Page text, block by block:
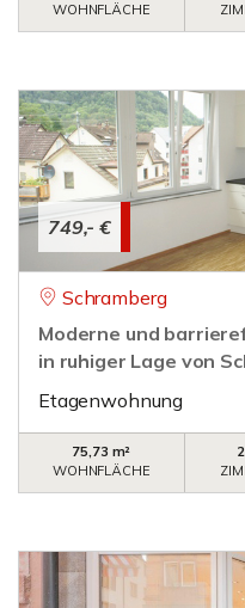
WOHNFLÄCHE
749,- €
Schramberg
Moderne und
in ruhiger Lage von
Etagenwohnung
75,73 m²
WOHNFLÄCHE